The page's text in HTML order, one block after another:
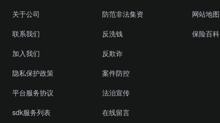
关于公司
联系我们
加入我们
隐私保护政策
平台服务协议
sdk服务列表
防范非法集资
反洗钱
反欺诈
案件防控
法治宣传
在线留言
网站地图
保险百科